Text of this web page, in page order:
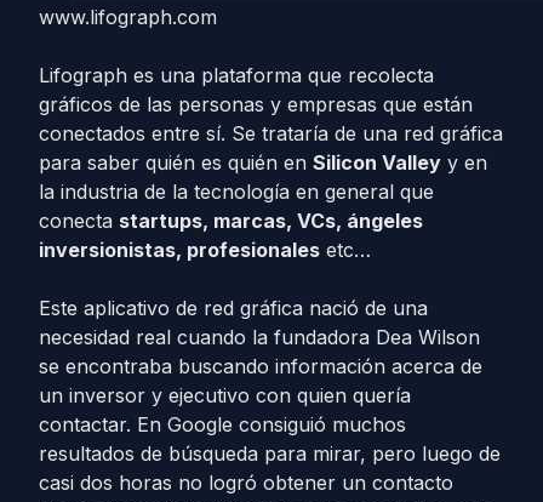
www.lifograph.com
Lifograph es una plataforma que recolecta
gráficos de las personas y empresas que están
conectados entre sí. Se trataría de una red gráfica
para saber quién es quién en Silicon Valley y en
la industria de la tecnología en general que
conecta startups, marcas, VCs, ángeles
inversionistas, profesionales etc…
Este aplicativo de red gráfica nació de una
necesidad real cuando la fundadora Dea Wilson
se encontraba buscando información acerca de
un inversor y ejecutivo con quien quería
contactar. En Google consiguió muchos
resultados de búsqueda para mirar, pero luego de
casi dos horas no logró obtener un contacto